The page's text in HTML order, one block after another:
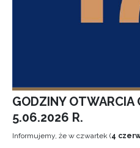
GODZINY OTWARCIA
5.06.2026 R.
Informujemy, że w czwartek (4